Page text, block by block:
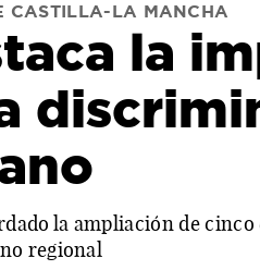
CASTILLA-LA MANCHA
la
la ampliación de
regional